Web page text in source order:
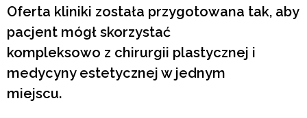
Oferta kliniki została przygotowana tak, aby
pacjent mógł skorzystać
kompleksowo z chirurgii plastycznej i
medycyny estetycznej w jednym
miejscu.